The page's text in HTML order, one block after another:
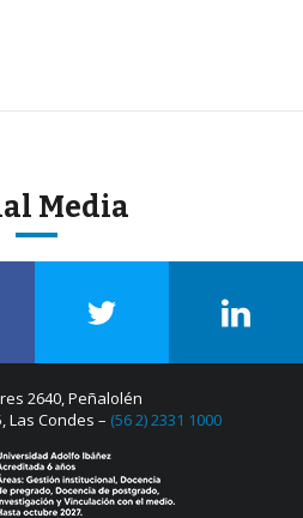
Media
2640, Peñalolén
Las Condes – (56 2) 2331 1000